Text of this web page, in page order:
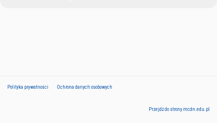
Polityka prywatności Ochrona danych osobowych
Przejdź do strony mcdn.edu.pl